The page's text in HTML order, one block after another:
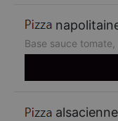
Base sauce